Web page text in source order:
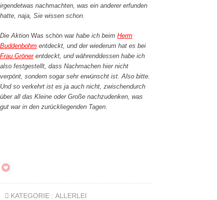
irgendetwas nachmachten, was ein anderer erfunden
hatte, naja, Sie wissen schon.
Die Aktion Was schön war habe ich beim Herrn
Buddenbohm entdeckt, und der wiederum hat es bei
Frau Grönerentdeckt, und währenddessen habe ich
also festgestellt, dass Nachmachen hier nicht
verpönt, sondern sogar sehr erwünscht ist. Also bitte.
Und so verkehrt ist es ja auch nicht, zwischendurch
über all das Kleine oder Große nachzudenken, was
gut war in den zurückliegenden Tagen.
KATEGORIE : ALLERLEI